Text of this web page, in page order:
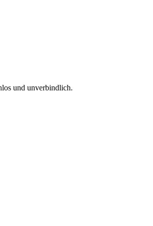
und unverbindlich.